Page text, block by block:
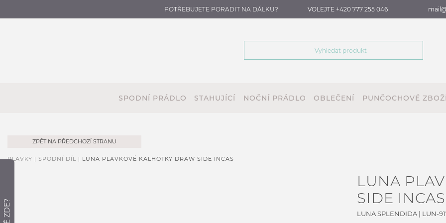
POTŘEBUJETE PORADIT NA DÁLKU? VOLEJTE +420 777 255 046
SPODNÍ PRÁDLO STAHUJÍCÍ NOČNÍ PRÁDLO OBLEČENÍ PUNČOCHOVÉ
ZPĚT NA PŘEDCHOZÍ STRANU
PLAVKY | SPODNÍ DÍL | LUNA PLAVKOVÉ KALHOTKY DRAW SIDE INCAS
LUNA
SIDE INCAS
LUNA SPLENDIDA | LUN-